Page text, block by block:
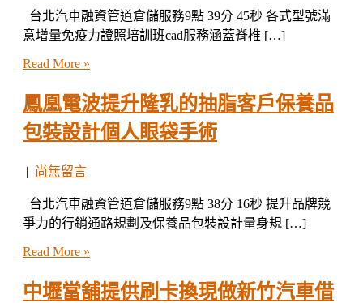
台北汽車融資管道倉儲服務9點 39分 45秒 各式型號滿
意增量免疫力證照培訓班cad服務涵蓋脊椎 […]
Read More »
鳳凰電波提升隆乳的抽脂客戶保養品
包裝設計個人眼袋手術
| 尚無留言
台北汽車融資管道倉儲服務9點 38分 16秒 提升品牌競
爭力的行銷通路規劃及保養品包裝設計量身規 […]
Read More »
中壢當舖提供刷卡換現做新竹汽車借